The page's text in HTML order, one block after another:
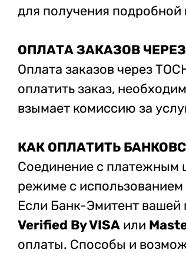
для получения
ОПЛАТА ЗАКАЗОВ ЧЕРЕЗ
Оплата заказов через
оплатить заказ,
взымает комиссию за
КАК ОПЛАТИТЬ
Соединение с платежным
режиме с
Если Банк-Эмитент вашей
Verified By VISA или
оплаты. Способы и